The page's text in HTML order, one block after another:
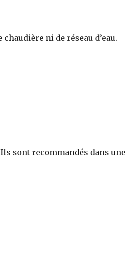
ni de réseau d’eau.
sont recommandés dans une